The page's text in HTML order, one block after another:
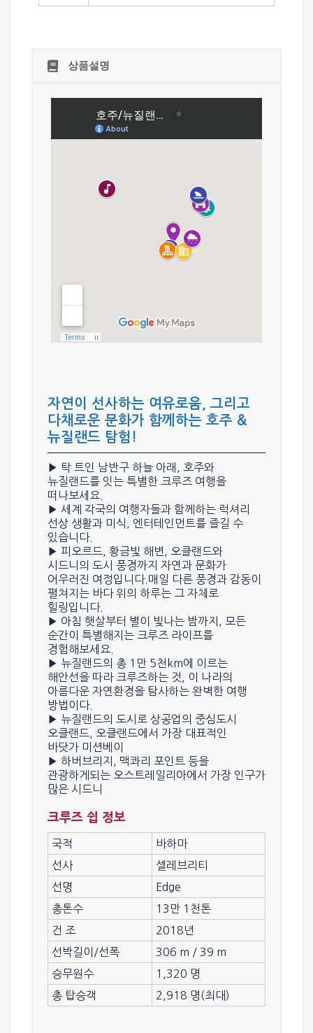
상품설명
자연이 선사하는 여유로움, 그리고
다채로운 문화가 함께하는 호주 &
뉴질랜드 탐험!
▶ 탁 트인 남반구 하늘 아래,
호주와
뉴질랜드를 잇는 특별한 크루즈 여행을
떠나보세요.
▶ 세계 각국의 여행자들과 함께하는 럭셔리
선상 생활과 미식, 엔터테인먼트를 즐길 수
있습니다.
▶ 피오르드, 황금빛 해변, 오클랜드와
시드니의 도시 풍경까지 자연과 문화가
어우러진 여정입니다.매일 다른 풍경과 감동이
펼쳐지는 바다 위의 하루는 그 자체로
힐링입니다.
▶ 아침 햇살부터 별이 빛나는 밤까지,
모든
순간이 특별해지는 크루즈 라이프를
경험해보세요.
▶ 뉴질랜드의 총 1만 5천km에 이르는
해안선을 따라 크루즈하는 것, 이 나라의
아름다운 자연환경을 탐사하는 완벽한 여행
방법이다.
▶ 뉴질랜드의 도시로 상공업의 중심도시
오클랜드, 오클랜드에서 가장 대표적인
바닷가 미션베이
▶ 하버브리지, 맥콰리 포인트 등을
관광하게되는 오스트레일리아에서 가장 인구가
많은 시드니
크루즈 쉽 정보
국적
바하마
선사
셀레브리티
선명
Edge
총톤수
13만 1천톤
건 조
2018년
선박길이/선폭
306 m / 39 m
승무원수
1,320 명
총 탑승객
2,918 명(최대)